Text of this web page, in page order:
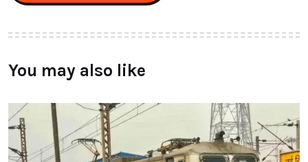
You may also like